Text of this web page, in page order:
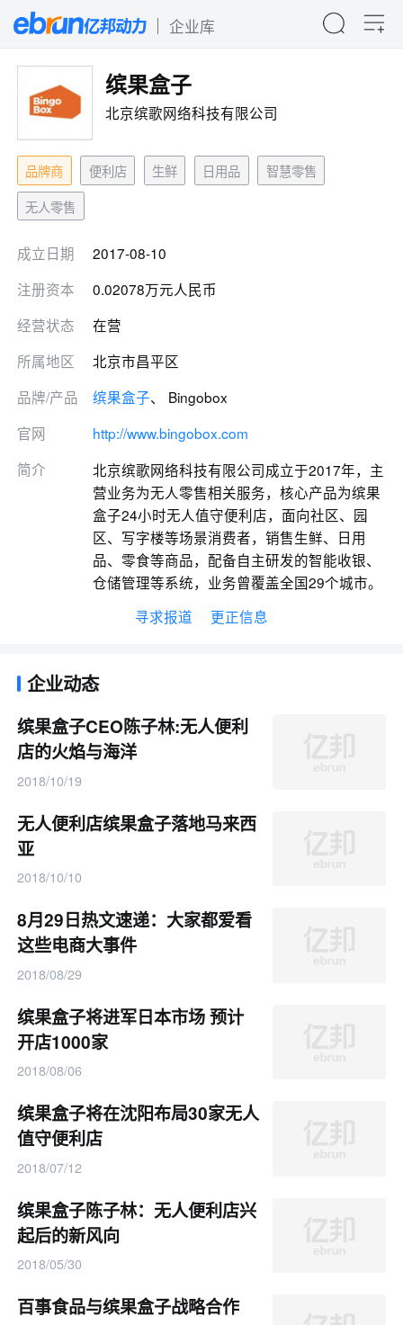
企业库
缤果盒子
北京缤歌网络科技有限公司
品牌商 便利店 生鲜 日用品
智慧零售
无人零售
成立日期
2017-08-10
注册资本
0.02078万元人民币
经营状态
在营
所属地区
北京市昌平区
品牌/产品
缤果盒子、 Bingobox
官网
http://www.bingobox.com
简介
北京缤歌网络科技有限公司成立于2017年，主
营业务为无人零售相关服务，核心产品为缤果
盒子24小时无人值守便利店，面向社区、园
区、写字楼等场景消费者，销售生鲜、日用
品、零食等商品，配备自主研发的智能收银、
仓储管理等系统，业务曾覆盖全国29个城市。
寻求报道
更正信息
企业动态
缤果盒子CEO陈子林:无人便利
店的火焰与海洋
2018/10/19
无人便利店缤果盒子落地马来西
亚
2018/10/10
8月29日热文速递：大家都爱看
这些电商大事件
2018/08/29
缤果盒子将进军日本市场 预计
开店1000家
2018/08/06
缤果盒子将在沈阳布局30家无人
值守便利店
2018/07/12
缤果盒子陈子林：无人便利店兴
起后的新风向
2018/05/30
百事食品与缤果盒子战略合作